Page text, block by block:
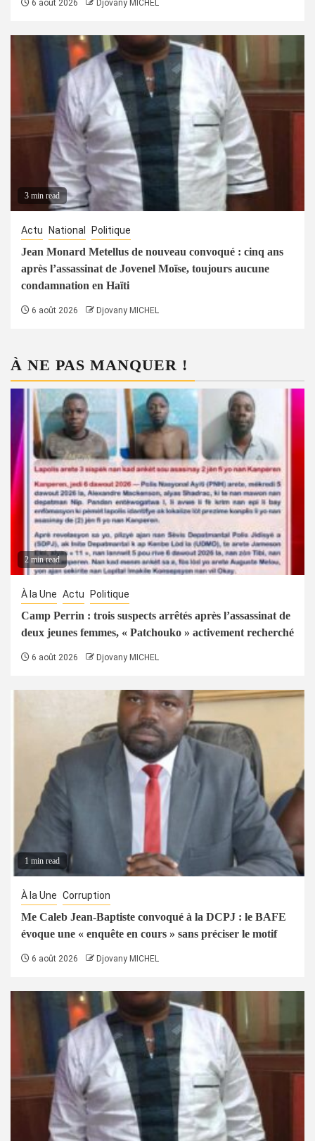
6 août 2026 Djovany MICHEL
3 min read
Actu National Politique
Jean Monard Metellus de nouveau convoqué : cinq ans
après l’assassinat de Jovenel Moïse, toujours aucune
condamnation en Haïti
6 août 2026 Djovany MICHEL
À NE PAS MANQUER !
2 min read
À la Une Actu Politique
Camp Perrin : trois suspects arrêtés après l’assassinat de
deux jeunes femmes, « Patchouko » activement recherché
6 août 2026 Djovany MICHEL
1 min read
À la Une Corruption
Me Caleb Jean-Baptiste convoqué à la DCPJ : le BAFE
évoque une « enquête en cours » sans préciser le motif
6 août 2026 Djovany MICHEL